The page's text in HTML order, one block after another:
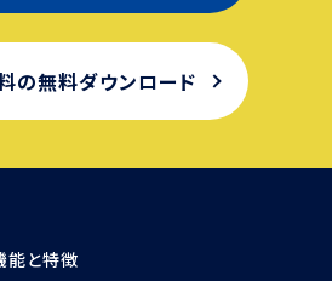
の無料ダウンロード
能と特徴